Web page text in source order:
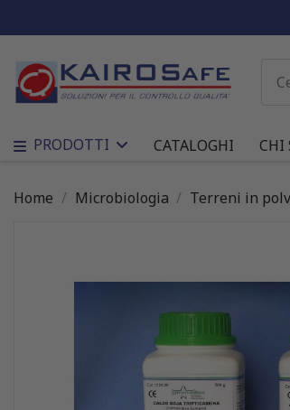
PRODOTTI CATALOGHI CHI
Home Microbiologia Terreni in